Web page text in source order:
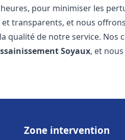
pour minimiser les
transparents, et nous
qualité de notre service. Nos
Soyaux, et
Zone intervention